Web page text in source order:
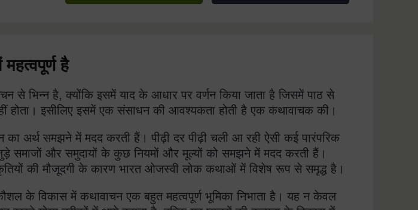
है
से भिन्न है, क्योंकि इसमें याद के आधार पर वर्णन किया जाता है जिसमें पाठ से
होता। इसीलिए इसमें एक संसाधन की आवश्यकता होती है एक कथावाचक की।
का अर्थ समझने में मदद करती हैं। पीढ़ी दर पीढ़ी चली आ रही ऐसी कई पारंपरिक
समाजों और समुदायों के कुछ नियमों और मूल्यों को समझने में मदद करती हैं।
की मौजूदगी के कारण भारत ओजस्वी लोक कथाओं में विशेष रूप से समृद्ध है।
के विकास में कथावाचन एक बहुत महत्वपूर्ण भूमिका निभाता है। यह न केवल